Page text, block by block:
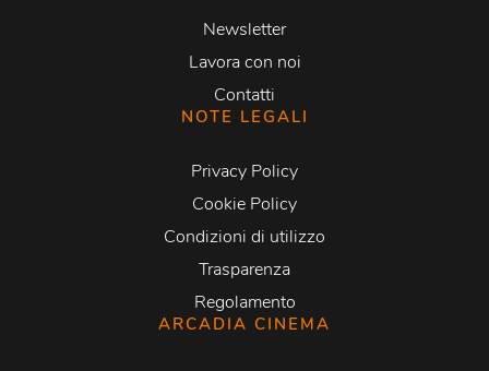
Newsletter
Lavora con noi
Contatti
NOTE LEGALI
Privacy Policy
Cookie Policy
Condizioni di utilizzo
Trasparenza
Regolamento
ARCADIA CINEMA